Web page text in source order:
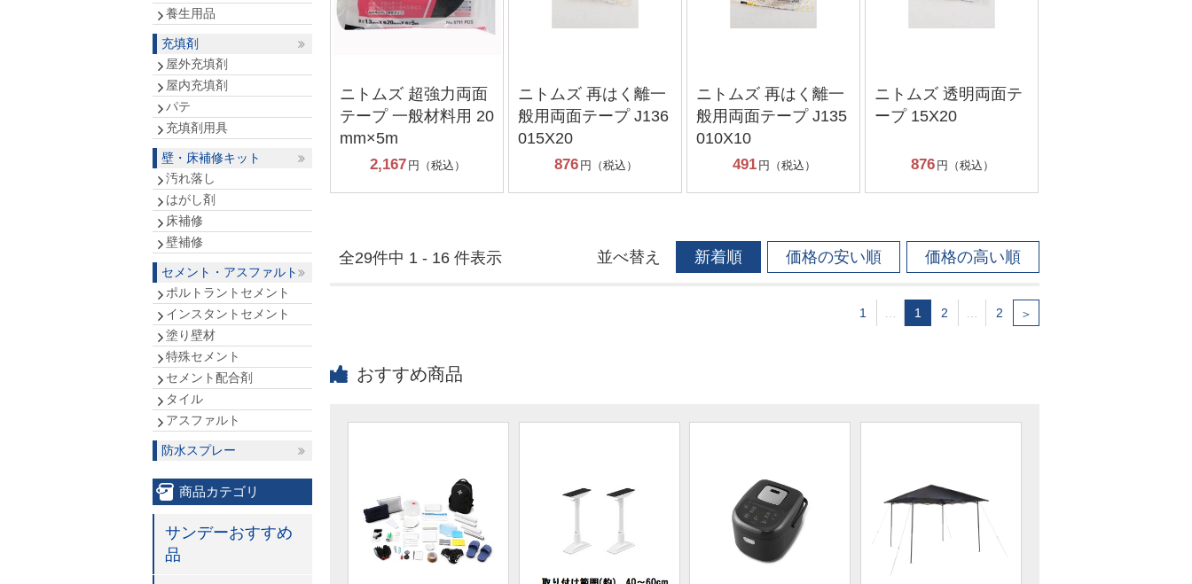
ニトムズ 超強力両面
テープ 一般材料用 20
mm×5m
2,167 円（税込）
ニトムズ 再はく離一
般用両面テープ J136
015X20
876 円（税込）
ニトムズ 再はく離一
般用両面テープ J135
010X10
491 円（税込）
ニトムズ 透明両面テ
ープ 15X20
876 円（税込）
全29件中 1 - 16 件表示 並べ替え 新着順 価格の安い順 価格の高い順
1 1 2 2 ＞
養生用品
充填剤
屋外充填剤
屋内充填剤
パテ
充填剤用具
壁・床補修キット
汚れ落し
はがし剤
床補修
壁補修
セメント・アスファルト
ポルトラントセメント
インスタントセメント
塗り壁材
特殊セメント
セメント配合剤
タイル
アスファルト
防水スプレー
商品カテゴリ
サンデーおすすめ
品
おすすめ商品